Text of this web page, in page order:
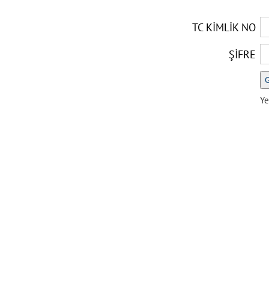
TC KİMLİK NO
ŞİFRE